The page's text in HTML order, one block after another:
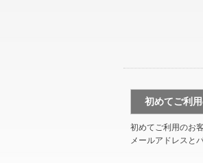
初めてご利
初めてご利用のお
メールアドレスと